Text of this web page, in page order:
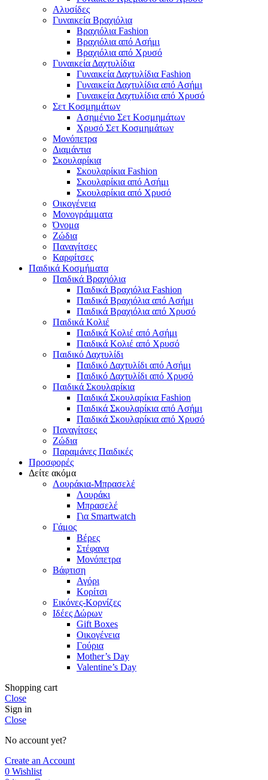
Αλυσίδες
Γυναικεία Βραχιόλια
Βραχιόλια Fashion
Βραχιόλια από Ασήμι
Βραχιόλια από Χρυσό
Γυναικεία Δαχτυλίδια
Γυναικεία Δαχτυλίδια Fashion
Γυναικεία Δαχτυλίδια από Ασήμι
Γυναικεία Δαχτυλίδια από Χρυσό
Σετ Κοσμημάτων
Ασημένιο Σετ Κοσμημάτων
Χρυσό Σετ Κοσμημάτων
Μονόπετρα
Διαμάντια
Σκουλαρίκια
Σκουλαρίκια Fashion
Σκουλαρίκια από Ασήμι
Σκουλαρίκια από Χρυσό
Οικογένεια
Μονογράμματα
Όνομα
Ζώδια
Παναγίτσες
Καρφίτσες
Παιδικά Κοσμήματα
Παιδικά Βραχιόλια
Παιδικά Βραχιόλια Fashion
Παιδικά Βραχιόλια από Ασήμι
Παιδικά Βραχιόλια από Χρυσό
Παιδικά Κολιέ
Παιδικά Κολιέ από Ασήμι
Παιδικά Κολιέ από Χρυσό
Παιδικό Δαχτυλίδι
Παιδικό Δαχτυλίδι από Ασήμι
Παιδικό Δαχτυλίδι από Χρυσό
Παιδικά Σκουλαρίκια
Παιδικά Σκουλαρίκια Fashion
Παιδικά Σκουλαρίκια από Ασήμι
Παιδικά Σκουλαρίκια από Χρυσό
Παναγίτσες
Ζώδια
Παραμάνες Παιδικές
Προσφορές
Δείτε ακόμα
Λουράκια-Μπρασελέ
Λουράκι
Μπρασελέ
Για Smartwatch
Γάμος
Βέρες
Στέφανα
Μονόπετρα
Βάφτιση
Αγόρι
Κορίτσι
Εικόνες-Κορνίζες
Ιδέες Δώρων
Gift Boxes
Οικογένεια
Γούρια
Mother’s Day
Valentine’s Day
Shopping cart
Close
Sign in
Close
No account yet?
Create an Account
0 Wishlist